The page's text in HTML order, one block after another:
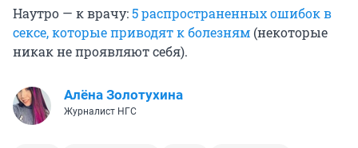
Наутро — к врачу:5 распространенных ошибок в
сексе, которые приводят к болезням (некоторые
никак не проявляют себя).
Алёна Золотухина
Журналист НГС